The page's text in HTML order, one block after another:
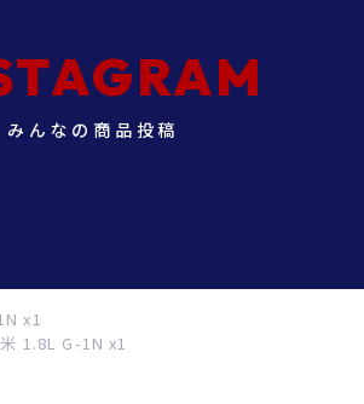
x1
1.8L G-1N x1
みんなの商品投稿